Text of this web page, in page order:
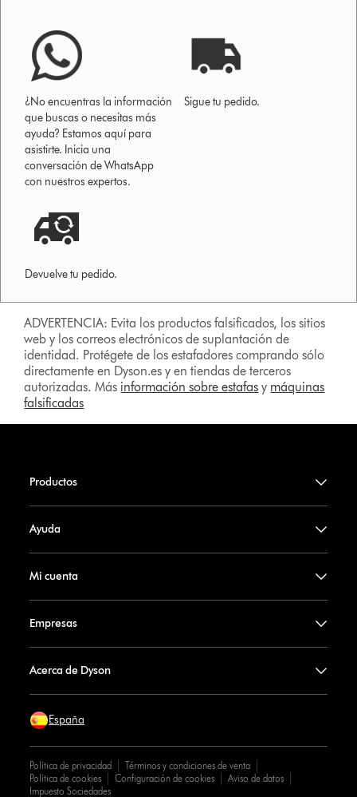
¿No encuentras la información
que buscas o necesitas más
ayuda? Estamos aquí para
asistirte. Inicia una
conversación de WhatsApp
con nuestros expertos.
Sigue tu pedido.
Devuelve tu pedido.
ADVERTENCIA: Evita los productos falsificados, los sitios
web y los correos electrónicos de suplantación de
identidad. Protégete de los estafadores comprando sólo
directamente en Dyson.es y en tiendas de terceros
autorizadas. Más información sobre estafas y máquinas
falsificadas
Productos
Ayuda
Mi cuenta
Empresas
Acerca de Dyson
España
Política de privacidad
Términos y condiciones de venta
Política de cookies
Configuración de cookies
Aviso de datos
Impuesto Sociedades